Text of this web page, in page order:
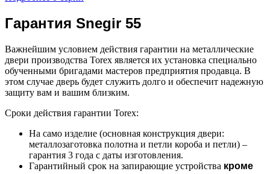
Гарантия Snegir 55
Важнейшим условием действия гарантии на металлические
двери производства Torex является их установка специально
обученными бригадами мастеров предприятия продавца. В
этом случае дверь будет служить долго и обеспечит надежную
защиту вам и вашим близким.
Сроки действия гарантии Torex:
На само изделие (основная конструкция двери:
металлозаготовка полотна и петли короба и петли) –
гарантия 3 года с даты изготовления.
Гарантийный срок на запирающие устройства кроме